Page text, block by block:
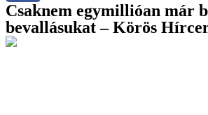
Csaknem egymillióan már
bevallásukat – Körös